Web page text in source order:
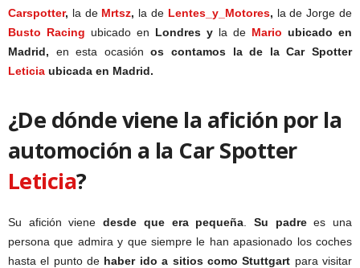
Carspotter, la de Mrtsz, la de Lentes_y_Motores, la de Jorge de
Busto Racing ubicado en Londres y la de Mario ubicado en
Madrid, en esta ocasiónos contamos la de la Car Spotter
Leticia ubicada en Madrid.
¿De dónde viene la afición por la
automoción a la Car Spotter
Leticia?
Su afición vienedesde que era pequeña Su padrees una
persona que admira y que siempre le han apasionado los coches
hasta el punto de haber ido a sitios como Stuttgart para visitar